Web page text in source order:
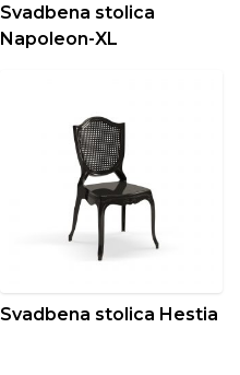
Svadbena stolica
Napoleon-XL
Svadbena stolica Hestia